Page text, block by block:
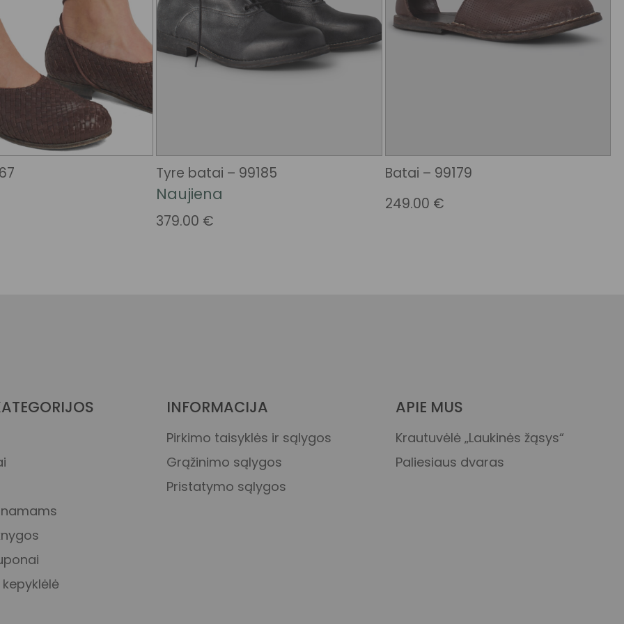
Tyre batai – 99185
Naujiena
379.00 €
Batai – 99179
249.00 €
INFORMACIJA
Pirkimo taisyklės ir sąlygos
Grąžinimo sąlygos
Pristatymo sąlygos
APIE MUS
Krautuvėlė „Laukinės žąsys“
Paliesiaus dvaras